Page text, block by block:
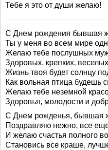
Тебе я это от души желаю!
С Днем рождения бывшая
Ты у меня во всем мире
Желаю тебе послушных
Здоровых, крепких,
Жизнь твоя будет солнцу
Как вольная птица будешь
Желаю тебе неземной
Здоровья, молодости и
С Днем рожденья, бывшая
Поздравляю нежно, все
И желаю счастья полного
Становись все краше,